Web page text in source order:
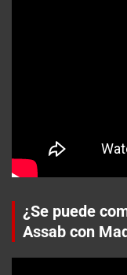
¿Se puede
Assab con